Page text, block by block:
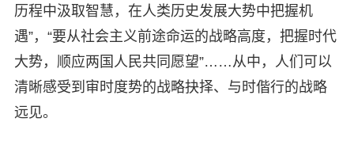
历程中汲取智慧，在人类历史发展大势中把握机
遇”，“要从社会主义前途命运的战略高度，把握时代
大势，顺应两国人民共同愿望”……从中，人们可以
清晰感受到审时度势的战略抉择、与时偕行的战略
远见。